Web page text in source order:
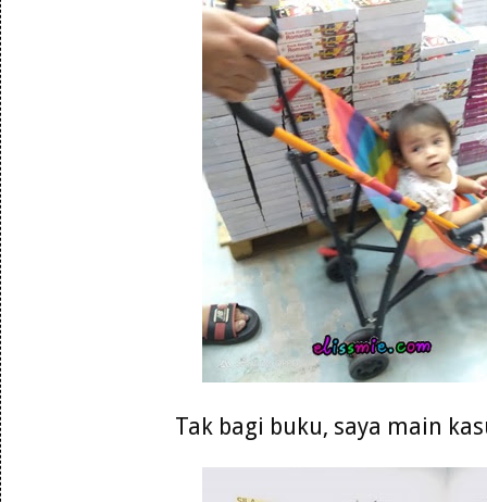
Tak bagi buku, saya main